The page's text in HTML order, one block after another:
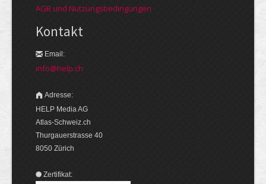
AGB und Nutzungsbedingungen
Kontakt
Email:
info@help.ch
Adresse:
HELP Media AG
Atlas-Schweiz.ch
Thurgauerstrasse 40
8050 Zürich
Zertifikat: